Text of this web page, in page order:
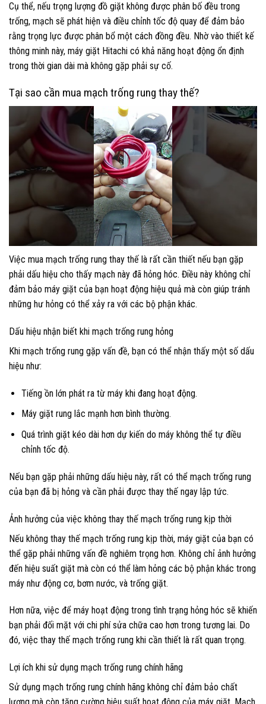
Cụ thể, nếu trọng lượng đồ giặt không được phân bố đều trong
trống, mạch sẽ phát hiện và điều chỉnh tốc độ quay để đảm bảo
rằng trọng lực được phân bổ một cách đồng đều. Nhờ vào thiết kế
thông minh này, máy giặt Hitachi có khả năng hoạt động ổn định
trong thời gian dài mà không gặp phải sự cố.
Tại sao cần mua mạch trống rung thay thế?
Việc mua mạch trống rung thay thế là rất cần thiết nếu bạn gặp
phải dấu hiệu cho thấy mạch này đã hỏng hóc. Điều này không chỉ
đảm bảo máy giặt của bạn hoạt động hiệu quả mà còn giúp tránh
những hư hỏng có thể xảy ra với các bộ phận khác.
Dấu hiệu nhận biết khi mạch trống rung hỏng
Khi mạch trống rung gặp vấn đề, bạn có thể nhận thấy một số dấu
hiệu như:
Tiếng ồn lớn phát ra từ máy khi đang hoạt động.
Máy giặt rung lắc mạnh hơn bình thường.
Quá trình giặt kéo dài hơn dự kiến do máy không thể tự điều
chỉnh tốc độ.
Nếu bạn gặp phải những dấu hiệu này, rất có thể mạch trống rung
của bạn đã bị hỏng và cần phải được thay thế ngay lập tức.
Ảnh hưởng của việc không thay thế mạch trống rung kịp thời
Nếu không thay thế mạch trống rung kịp thời, máy giặt của bạn có
thể gặp phải những vấn đề nghiêm trọng hơn. Không chỉ ảnh hưởng
đến hiệu suất giặt mà còn có thể làm hỏng các bộ phận khác trong
máy như động cơ, bơm nước, và trống giặt.
Hơn nữa, việc để máy hoạt động trong tình trạng hỏng hóc sẽ khiến
bạn phải đối mặt với chi phí sửa chữa cao hơn trong tương lai. Do
đó, việc thay thế mạch trống rung khi cần thiết là rất quan trọng.
Lợi ích khi sử dụng mạch trống rung chính hãng
Sử dụng mạch trống rung chính hãng không chỉ đảm bảo chất